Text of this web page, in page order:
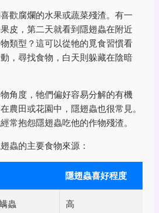
歡腐爛的水果或蔬菜殘渣。有一
皮，第二天就看到隱翅蟲在附近
類型？這可以從牠的覓食習慣看
，尋找食物，白天則躲藏在陰暗
角度，牠們偏好容易分解的有機
農田或花園中，隱翅蟲也很常見。
常抱怨隱翅蟲吃他的作物殘渣。
蟲的主要食物來源：
隱翅蟲喜好程度
蟲 高